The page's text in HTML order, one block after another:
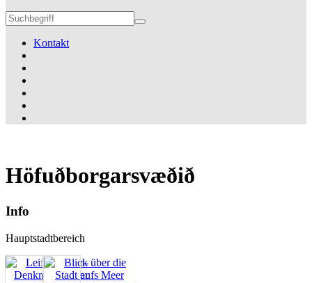
Kontakt
Höfuðborgarsvæðið
Info
Hauptstadtbereich